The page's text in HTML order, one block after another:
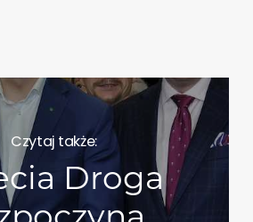
Czytaj także:
Droga